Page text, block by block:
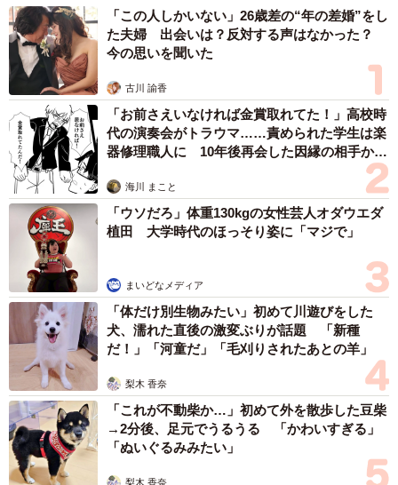
「この人しかいない」26歳差の“年の差婚”をし
た夫婦 出会いは？反対する声はなかった？
今の思いを聞いた
古川 諭香
「お前さえいなければ金賞取れてた！」高校時
代の演奏会がトラウマ……責められた学生は楽
器修理職人に 10年後再会した因縁の相手から
海川 まこと
「ウソだろ」体重130kgの女性芸人オダウエダ
植田 大学時代のほっそり姿に「マジで」
まいどなメディア
「体だけ別生物みたい」初めて川遊びをした
犬、濡れた直後の激変ぶりが話題 「新種
だ！」「河童だ」「毛刈りされたあとの羊」
梨木 香奈
「これが不動柴か…」初めて外を散歩した豆柴
→2分後、足元でうるうる 「かわいすぎる」
「ぬいぐるみみたい」
梨木 香奈